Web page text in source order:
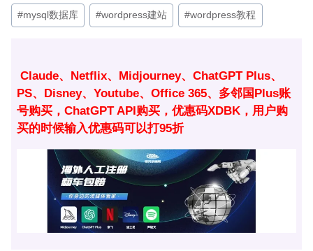
文
章
#mysql数据库 #wordpress建站 #wordpress教程
Claude、Netflix、Midjourney、ChatGPT Plus、
PS、Disney、Youtube、Office 365、多邻国Plus账
号购买，ChatGPT API购买，优惠码XDBK，用户购
买的时候输入优惠码可以打95折